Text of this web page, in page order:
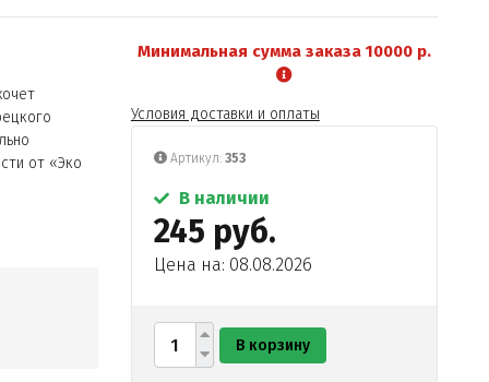
от «Эко
Минимальная сумма заказа 10000 р.
Условия доставки и оплаты
Артикул: 353
В наличии
245 руб.
Цена на: 08.08.2026
В корзину